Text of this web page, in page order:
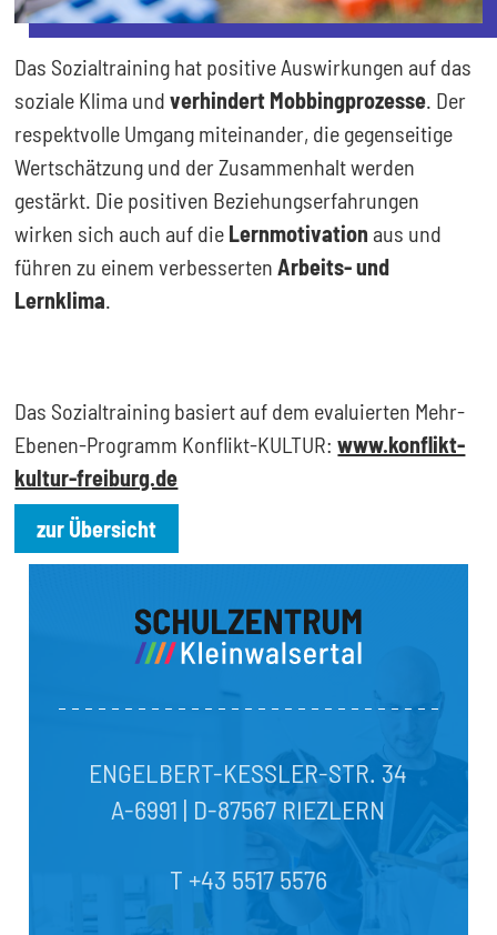
Das Sozialtraining hat positive Auswirkungen auf das
soziale Klima undverhindert Mobbingprozesse. Der
respektvolle Umgang miteinander, die gegenseitige
Wertschätzung und der Zusammenhalt werden
gestärkt. Die positiven Beziehungserfahrungen
wirken sich auch auf die Lernmotivation aus und
führen zu einem verbessertenArbeits- und
Lernklima.
Das Sozialtraining basiert auf dem evaluierten Mehr-
Ebenen-Programm Konflikt-KULTUR:www.konflikt-
kultur-freiburg.de
zur Übersicht
ENGELBERT-KESSLER-STR. 34
A-6991 | D-87567 RIEZLERN
T +43 5517 5576